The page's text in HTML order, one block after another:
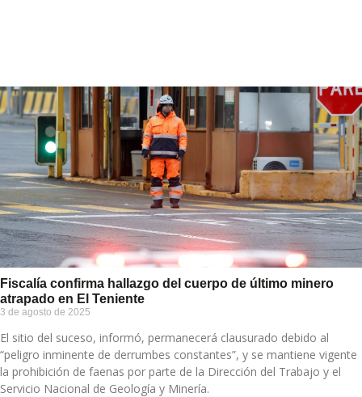
Fiscalía confirma hallazgo del cuerpo de último minero
atrapado en El Teniente
3 de agosto de 2025
El sitio del suceso, informó, permanecerá clausurado debido al
“peligro inminente de derrumbes constantes”, y se mantiene vigente
la prohibición de faenas por parte de la Dirección del Trabajo y el
Servicio Nacional de Geología y Minería.